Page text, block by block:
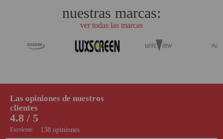
nuestras marcas:
ver todas las marcas
138 opiniones
4.8 / 5
Excelente
Las opiniones de nuestros
clientes